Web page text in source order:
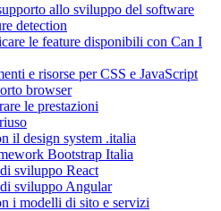
allo sviluppo del software
detection
le feature disponibili con Can I
e risorse per CSS e JavaScript
browser
le prestazioni
il design system .italia
Bootstrap Italia
sviluppo React
sviluppo Angular
i modelli di sito e servizi